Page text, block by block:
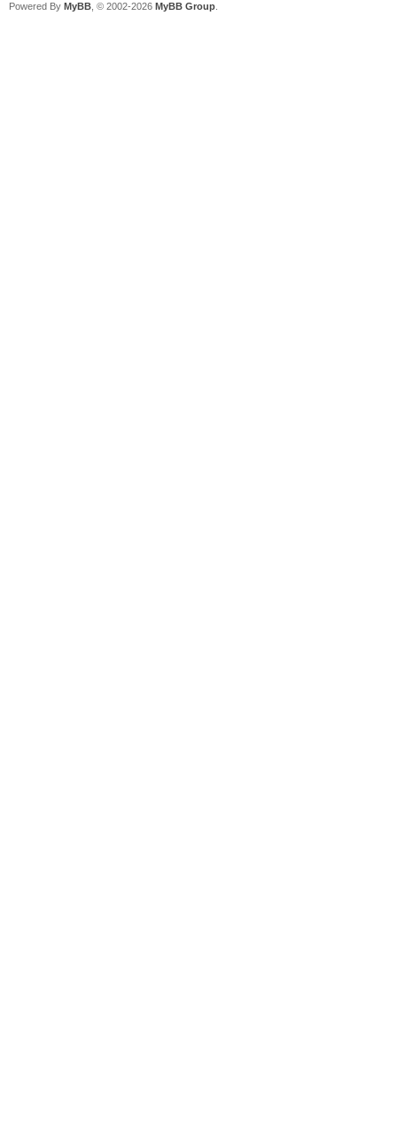
Powered By MyBB , © 2002-2026 MyBB Group